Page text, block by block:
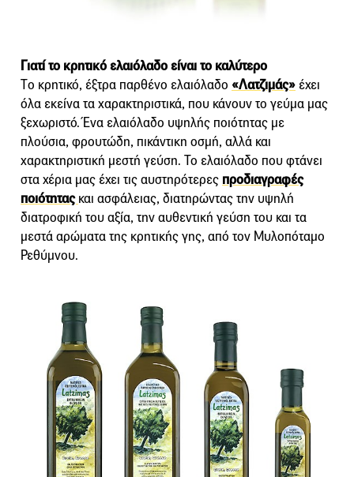
Γιατί το κρητικό ελαιόλαδο είναι το καλύτερο
Tο κρητικό, έξτρα παρθένο ελαιόλαδο «Λατζιμάς» έχει
όλα εκείνα τα χαρακτηριστικά, που κάνουν το γεύμα μας
ξεχωριστό. Ένα ελαιόλαδο υψηλής ποιότητας με
πλούσια, φρουτώδη, πικάντικη οσμή, αλλά και
χαρακτηριστική μεστή γεύση. Το ελαιόλαδο που φτάνει
στα χέρια μας έχει τις αυστηρότερες προδιαγραφές
ποιότηταςκαι ασφάλειας, διατηρώντας την υψηλή
διατροφική του αξία, την αυθεντική γεύση του και τα
μεστά αρώματα της κρητικής γης, από τον Μυλοπόταμο
Ρεθύμνου.